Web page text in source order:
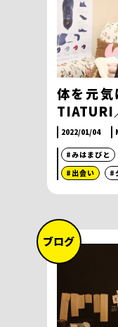
体を元
TIATURI
2022/01/04
#みはまびと
#出会い
#
ブログ